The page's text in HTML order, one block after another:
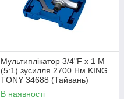
Мультиплікатор 3/4"F x 1 M
(5:1) зусилля 2700 Нм KING
TONY 34688 (Тайвань)
В наявності